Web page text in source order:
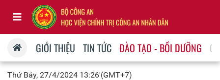
GIỚI THIỆU TIN TỨC ĐÀO TẠO - BỒI DƯỠNG
Thứ Bảy, 27/4/2024 13:26'(GMT+7)